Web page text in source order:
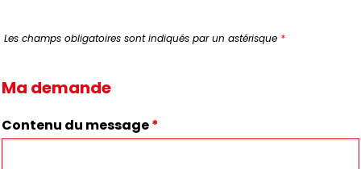
Les champs obligatoires sont indiqués par un astérisque *
Ma demande
Contenu du message*